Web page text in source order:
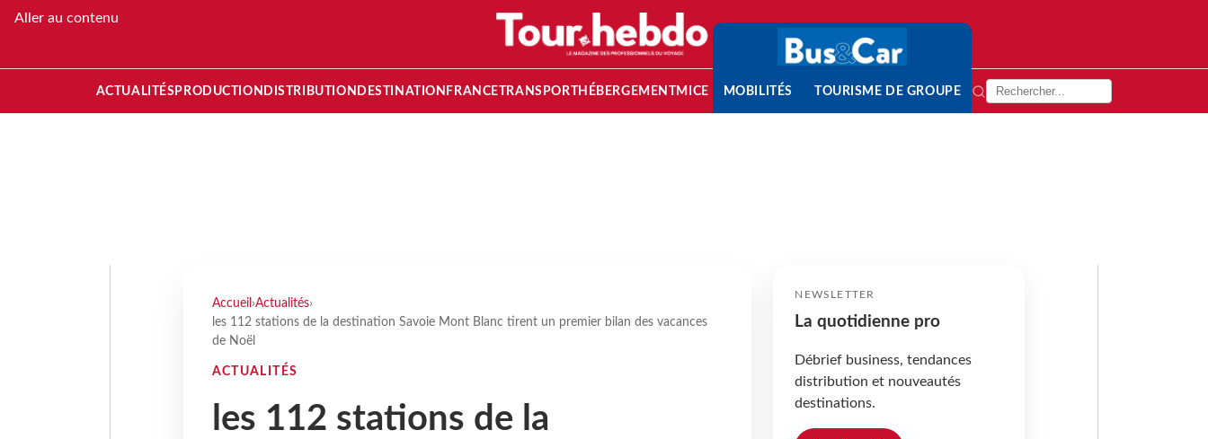
Aller au contenu
ACTUALITÉS PRODUCTION DISTRIBUTION DESTINATION FRANCETRANSPORT HÉBERGEMENTMICE MOBILITÉS TOURISME DE GROUPE
Accueil ›Actualités›
les 112 stations de la destination Savoie Mont Blanc tirent un premier bilan des vacances
de Noël
ACTUALITÉS
les 112 stations de la
NEWSLETTER
La quotidienne pro
Débrief business, tendances
distribution et nouveautés
destinations.